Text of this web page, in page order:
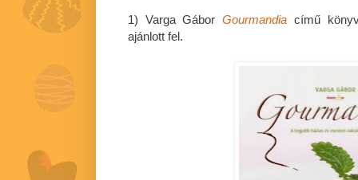
1) Varga GáborGourmandia című
ajánlott fel.